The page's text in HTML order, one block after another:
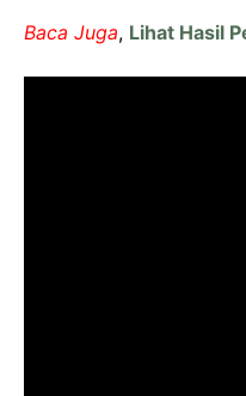
Baca Juga, Lihat Hasil